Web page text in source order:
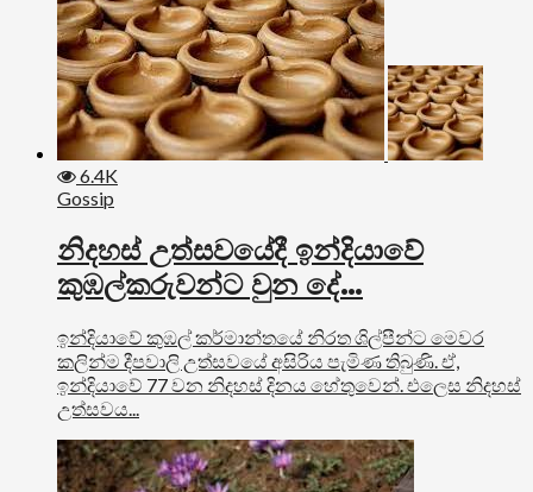
6.4K
Gossip
නිදහස් උත්සවයේදී ඉන්දියාවේ
කුඹල්කරුවන්ට වුන දේ…
ඉන්දියාවේ කුඹල් කර්මාන්තයේ නිරත ශිල්පීන්ට මෙවර
කලින්ම දීපවාලි උත්සවයේ අසිරිය පැමිණ තිබුණි. ඒ,
ඉන්දියාවේ 77 වන නිදහස් දිනය හේතුවෙන්. එලෙස නිදහස්
උත්සවය...